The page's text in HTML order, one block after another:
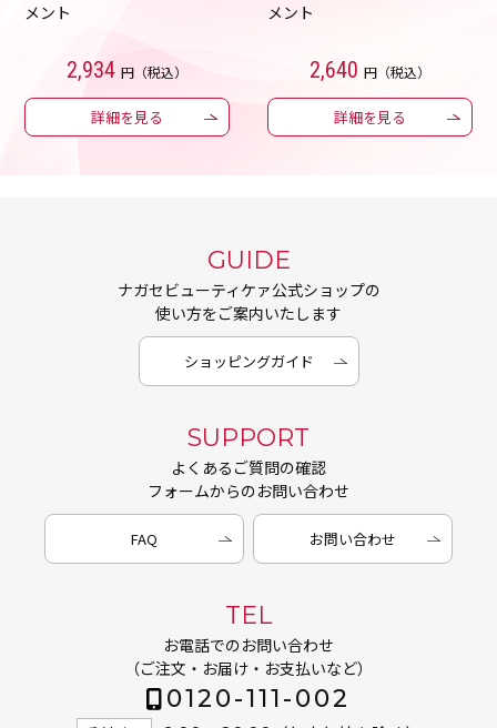
メント
2,934 円（税込）
詳細を見る
メント
2,640 円（税込）
詳細を見る
GUIDE
ナガセビューティケァ公式ショップの
使い方をご案内いたします
ショッピングガイド
SUPPORT
よくあるご質問の確認
フォームからのお問い合わせ
FAQ お問い合わせ
TEL
お電話でのお問い合わせ
（ご注文・お届け・お支払いなど）
0120-111-002